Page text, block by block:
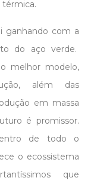
ganhando com a
do aço verde.
melhor modelo,
além das
em massa
é promissor.
de todo o
o ecossistema
que